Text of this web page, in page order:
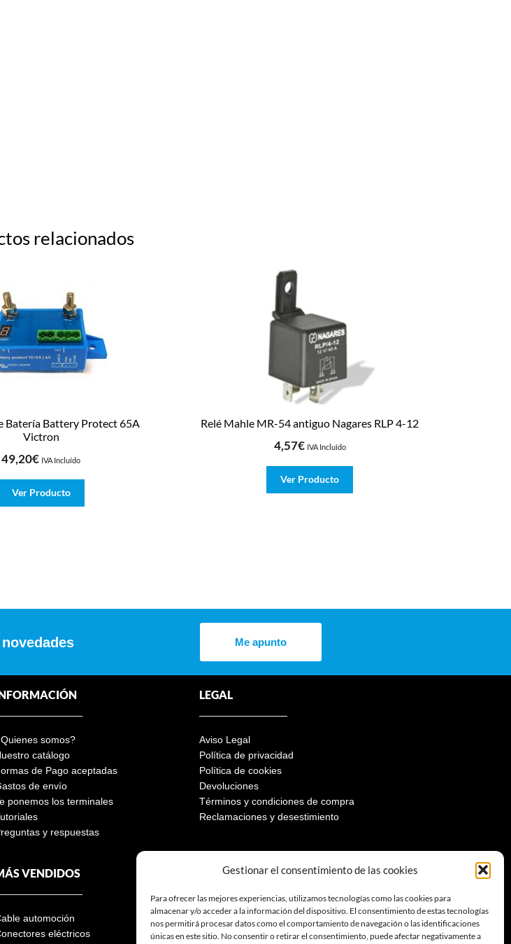
Gestionar el consentimiento de las cookies
Para ofrecer las mejores experiencias, utilizamos tecnologías como las cookies para
almacenar y/o acceder a la información del dispositivo. El consentimiento de estas tecnologías
nos permitirá procesar datos como el comportamiento de navegación o las identificaciones
únicas en este sitio. No consentir o retirar el consentimiento, puede afectar negativamente a
relacionados
Batería Battery Protect 65A
Victron
49,20€ IVA Incluído
Ver Producto
Relé Mahle MR-54 antiguo Nagares RLP 4-12
4,57€ IVA Incluído
Ver Producto
Me apunto
somos?
catálogo
de Pago aceptadas
de envío
ponemos los terminales
y respuestas
VENDIDOS
automoción
eléctricos
LEGAL
Aviso Legal
Política de privacidad
Política de cookies
Devoluciones
Términos y condiciones de compra
Reclamaciones y desestimiento